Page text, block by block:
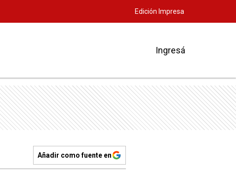
Edición Impresa
Ingresá
Añadir como fuente en